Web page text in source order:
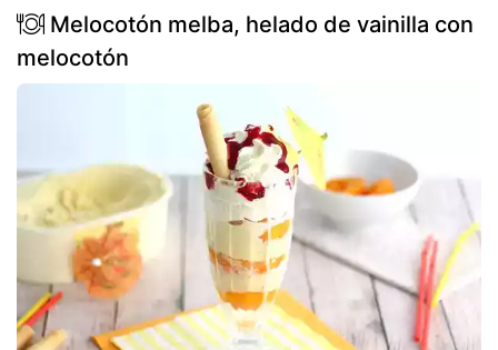
Melocotón melba, helado de vainilla con
melocotón